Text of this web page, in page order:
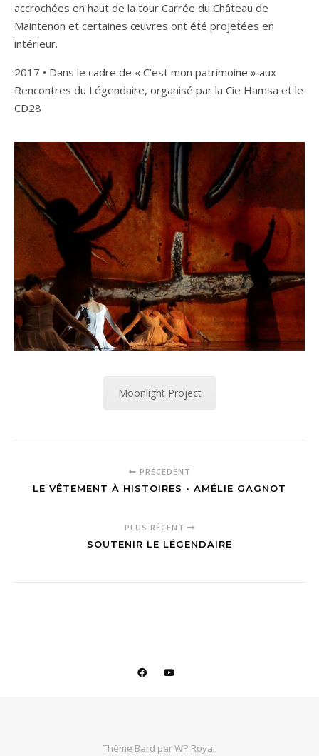
accrochées en haut de la tour Carrée du Château de
Maintenon et certaines œuvres ont été projetées en
intérieur.
2017 • Dans le cadre de « C’est mon patrimoine » aux
Rencontres du Légendaire, organisé par la Cie Hamsa et le
CD28
Moonlight Project
PRÉCÉDENT
LE VÊTEMENT À HISTOIRES • AMÉLIE GAGNOT
PLUS RÉCENT
SOUTENIR LE LÉGENDAIRE
Thème Bard parWP Royal.